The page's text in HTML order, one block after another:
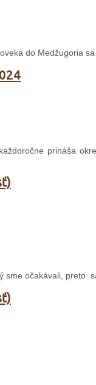
do Medžugoria
prináša
sme očakávali, preto